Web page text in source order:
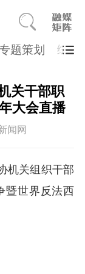
题策划 综合
关干部职
大会直播
闻网
机关组织干部
暨世界反法西